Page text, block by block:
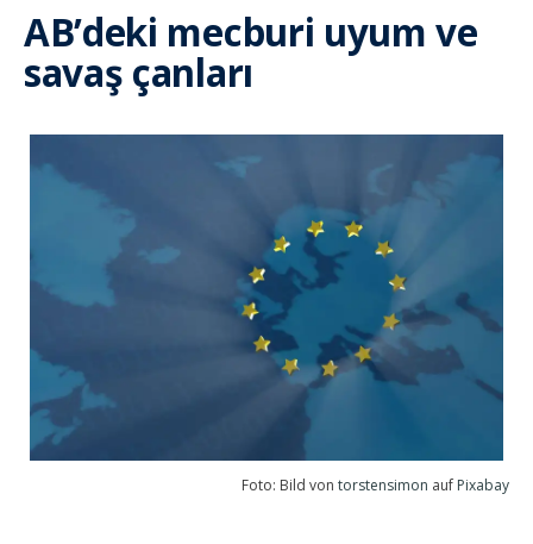
AB’deki mecburi uyum ve
savaş çanları
Foto: Bild von torstensimon auf Pixabay